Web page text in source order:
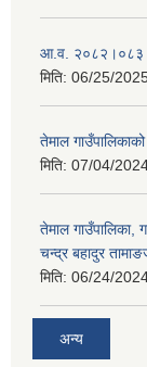
आ.व. २०८२।०८३
मिति: 06/25/
तेमाल
मिति: 07/04/
तेमाल गाउँपालिका,
चन्द्र बहादुर
मिति: 06/24/
अन्य